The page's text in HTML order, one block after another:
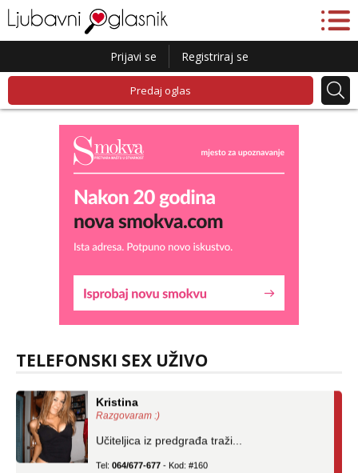
Prijavi se Registriraj se
Predaj oglas
TELEFONSKI SEX UŽIVO
tel:0,93€ - mob:1,12€ min
Razgovaram :)
tel:0,93€ - mob:1,12€ min